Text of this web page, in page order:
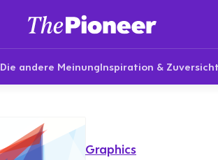
Die andere MeinungInspiration & Zuversicht
Graphics